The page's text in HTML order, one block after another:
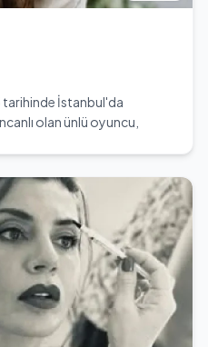
2004 yılında çıkardı. Birol
grup Evren Gülçığ ,
ve İlker Baliç 'ten
kanalında eşi Derya
bazı bilgileri cevaplamak
sunuculuğunu yaptı.
oyuncusu Derya Beşerler
adında bir oğlu vardır.
2005 - Hikayeler
2010 - M.S. 05.03.2010
2017 - Nasılım Biliyor
Kelebek Ödülleri - En iyi
FM Altın Ödüller 2007 - En iyi
beraber Sensiz
- 17. Kral Tv Müzik Ödülleri
Üniversitesi 1. Medya
tarihinde İstanbul'da
olan ünlü oyuncu,
yayınlanan 'Gönül
Asuman karakteri ile dikkatleri
29 yaşında olan Hazal,
futbol takımının tutkulu
ve 56 kg ağırlığındadır.
sahip olan Hazal Çağlar,
yer almış ve
Kendi hayatı hakkında
özel hayatını gizli